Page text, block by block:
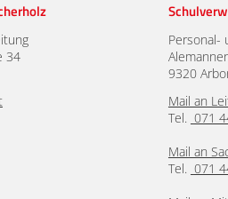
34
Personal-
9320
Mail an
Tel. 071
Mail an
Tel. 071